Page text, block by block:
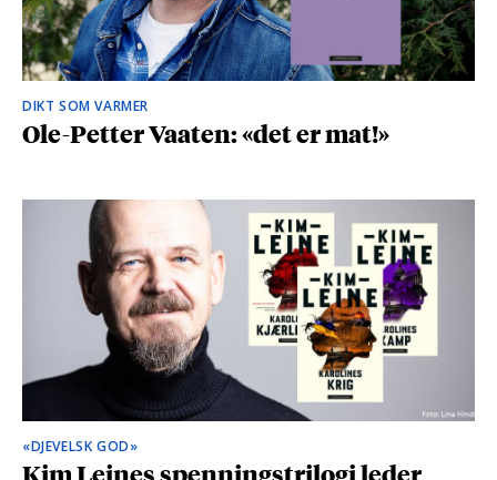
DIKT SOM VARMER
Ole-Petter Vaaten: «det er mat!»
«DJEVELSK GOD»
Kim Leines spenningstrilogi leder